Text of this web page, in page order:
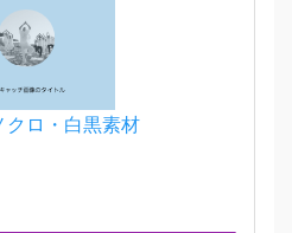
クロ・白黒素材